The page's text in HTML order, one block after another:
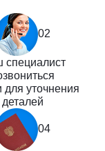
02
специалист
для уточнения
деталей
04